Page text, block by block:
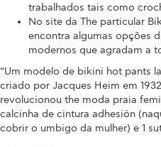
trabalhados tais como
No site da The particular
encontra algumas opções
modernos que agradam a
“Um modelo de bikini hot pants
criado por Jacques Heim em
revolucionou the moda praia
calcinha de cintura adhesión
cobrir o umbigo da mulher) e 1